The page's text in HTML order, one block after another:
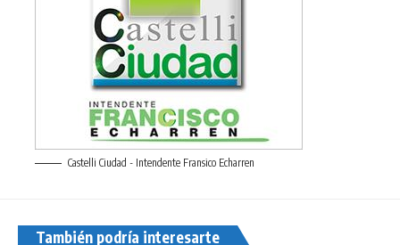
Castelli Ciudad - Intendente Fransico Echarren
También podría interesarte